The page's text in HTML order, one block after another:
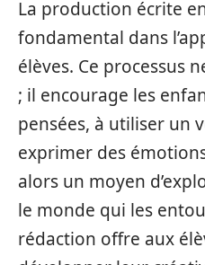
La production écrite
fondamental dans
élèves. Ce processus
; il encourage les
pensées, à utiliser un
exprimer des
alors un moyen
le monde qui les
rédaction offre aux